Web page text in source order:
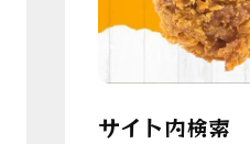
サイト内検索